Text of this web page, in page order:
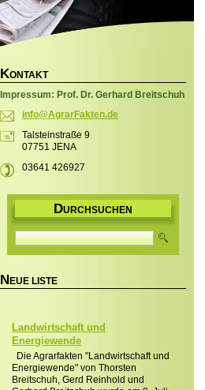
KONTAKT
Impressum: Prof. Dr. Gerhard Breitschuh
info@AgrarFakten.de
Talsteinstraße 9
07751 JENA
03641 426927
DURCHSUCHEN
NEUE LISTE
Landwirtschaft und
Energiewende
Die Agrarfakten "Landwirtschaft und
Energiewende" von Thorsten
Breitschuh, Gerd Reinhold und